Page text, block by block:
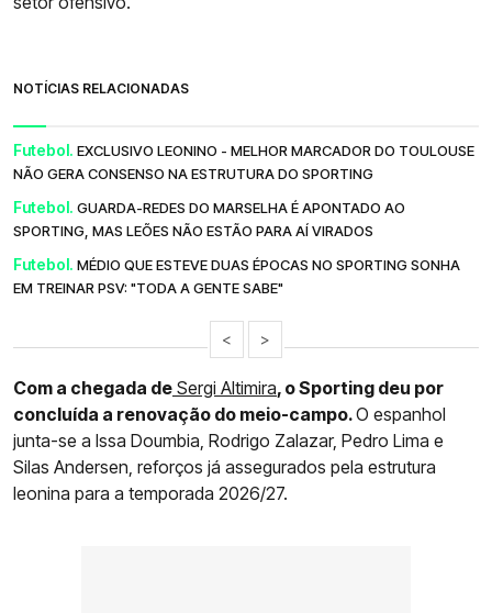
NOTÍCIAS RELACIONADAS
Futebol. EXCLUSIVO LEONINO - MELHOR MARCADOR DO TOULOUSE
NÃO GERA CONSENSO NA ESTRUTURA DO SPORTING
Futebol. GUARDA-REDES DO MARSELHA É APONTADO AO
SPORTING, MAS LEÕES NÃO ESTÃO PARA AÍ VIRADOS
Futebol. MÉDIO QUE ESTEVE DUAS ÉPOCAS NO SPORTING SONHA
EM TREINAR PSV: "TODA A GENTE SABE"
< >
Com a chegada de Sergi Altimira, o Sporting deu por
concluída a renovação do meio-campo.O espanhol
junta-se a Issa Doumbia, Rodrigo Zalazar, Pedro Lima e
Silas Andersen, reforços já assegurados pela estrutura
leonina para a temporada 2026/27.